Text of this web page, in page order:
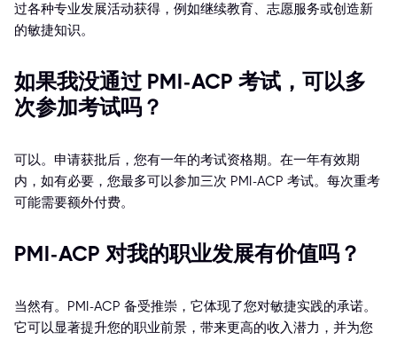
过各种专业发展活动获得，例如继续教育、志愿服务或创造新
的敏捷知识。
如果我没通过 PMI-ACP 考试，可以多
次参加考试吗？
可以。申请获批后，您有一年的考试资格期。在一年有效期
内，如有必要，您最多可以参加三次 PMI-ACP 考试。每次重考
可能需要额外付费。
PMI-ACP 对我的职业发展有价值吗？
当然有。PMI-ACP 备受推崇，它体现了您对敏捷实践的承诺。
它可以显著提升您的职业前景，带来更高的收入潜力，并为您